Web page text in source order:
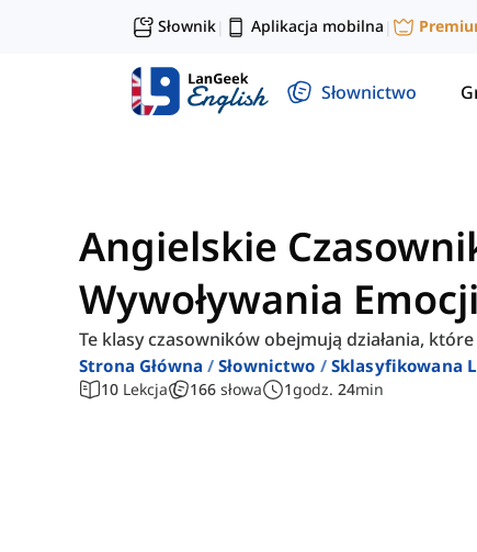
Słownik| Aplikacja mobilna |
Słownictwo
Angielskie
Wywoływania Emocji
Te klasy czasowników obejmują działania,
Strona Główna Słownictwo Sklasyfikowana
10 Lekcja 166 słowa 1godz. 24min